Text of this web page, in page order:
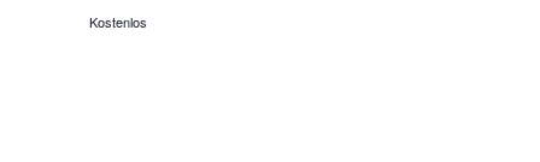
Kostenlos